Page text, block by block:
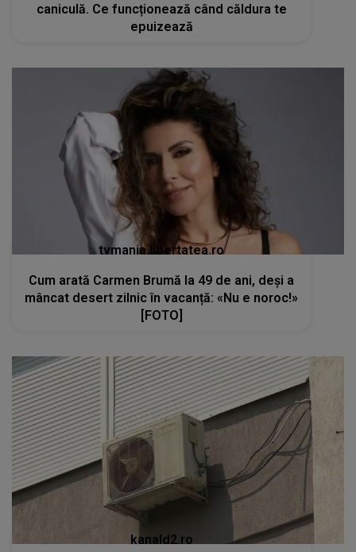
caniculă. Ce funcționează când căldura te
epuizează
tvmania.libertatea.ro
Cum arată Carmen Brumă la 49 de ani, deși a
mâncat desert zilnic în vacanță: «Nu e noroc!»
[FOTO]
kanald2.ro